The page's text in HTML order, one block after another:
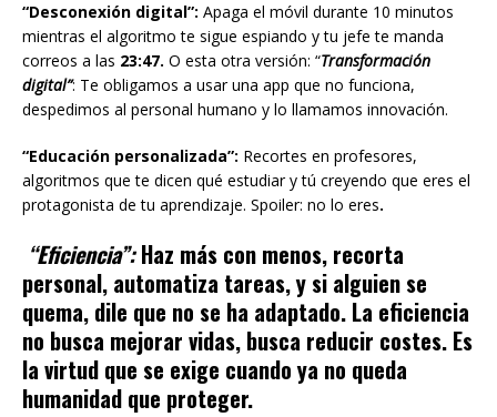
“Desconexión digital”: Apaga el móvil durante 10 minutos
mientras el algoritmo te sigue espiando y tu jefe te manda
correos a las 23:47. O esta otra versión: “Transformación
digital”: Te obligamos a usar una app que no funciona,
despedimos al personal humano y lo llamamos innovación.
“Educación personalizada”: Recortes en profesores,
algoritmos que te dicen qué estudiar y tú creyendo que eres el
protagonista de tu aprendizaje. Spoiler: no lo eres.
“Eficiencia”:Haz más con menos, recorta
personal, automatiza tareas, y si alguien se
quema, dile que no se ha adaptado. La eficiencia
no busca mejorar vidas, busca reducir costes. Es
la virtud que se exige cuando ya no queda
humanidad que proteger.